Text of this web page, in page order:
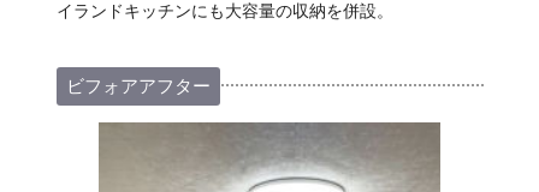
イランドキッチンにも大容量の収納を併設。
ビフォアアフター